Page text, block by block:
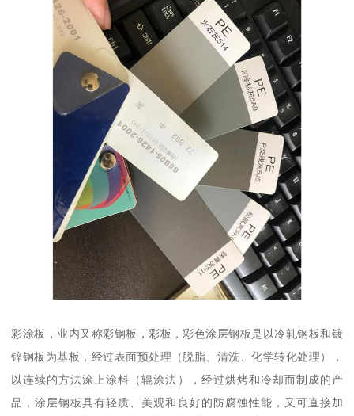
彩涂板，业内又称彩钢板，彩板，彩色涂层钢板是以冷轧钢板和镀
锌钢板为基板，经过表面预处理（脱脂、清洗、化学转化处理），
以连续的方法涂上涂料（辊涂法），经过烘烤和冷却而制成的产
品，涂层钢板具有轻质、美观和良好的防腐蚀性能，又可直接加